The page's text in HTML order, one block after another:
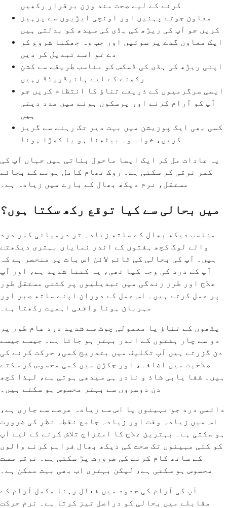
کرنے کے لیے صحت مند وزن برقرار رکھیں
معاون جوتے پہنیں اور اونچی ایڑیوں سے پرہیز
کریں جو آپ کی ریڑھ کی ہڈی کی سیدھ کو بدلتی ہیں
ایک معاون گدے پر سوئیں اور جب وہ جھکنا شروع کر
دے تو اسے تبدیل کر دیں
اپنی ریڑھ کی ہڈی کی ڈسکس کو مناسب طریقے سے کشن
رکھنے کے لیے ہائیڈریٹڈ رہیں
ایسی سرگرمیوں کے ذریعے تناؤ کا انتظام کریں جو
آپ کو آرام کرنے اور پرسکون ہونے میں مدد دیتی
ہیں
کسی بھی ایک پوزیشن میں بہت دیر تک رہنے سے گریز
کریں، خواہ وہ بیٹھنا ہو یا کھڑا ہونا
یہ عادات مل کر ایک ایسا ماحول بناتی ہیں جہاں آپ کی
کمر ترقی کر سکتی ہے۔ روک تھام کامل ہونے کے بجائے
مستقل، نرم دیکھ بھال کے بارے میں زیادہ ہے۔
میں بحالی سے کیا توقع رکھ سکتا ہوں؟
مناسب دیکھ بھال کے ساتھ زیادہ تر درمیانی کمر درد
والے لوگ کچھ ہفتوں کے اندر نمایاں بہتری دیکھتے
ہیں۔ آپ کی بحالی کی ٹائم لائن اس بات پر منحصر ہے کہ
آپ کے درد کی وجہ کیا تھی، یہ کتنا شدید ہے، اور آپ
علاج اور طرز زندگی میں تبدیلیوں پر کتنی مستقل طور
پر عمل کرتے ہیں۔ اس عمل کے دوران اپنے ساتھ صبر اور
مہربان ہونا واقعی اہمیت رکھتا ہے۔
پٹھوں کے تناؤ یا معمولی چوٹ سے شدید درد عام طور پر
دو سے چار ہفتوں کے اندر بہتر ہو جاتا ہے۔ جیسے جیسے
دن گزرتے ہیں آپ تکلیف میں بتدریج کمی، حرکت کرنے کی
صلاحیت میں اضافہ، اور جکڑن میں کمی محسوس کر سکتے
ہیں۔ شفا یابی شاذ و نادر ہی سیدھی ہوتی ہے، لہذا کچھ
دن دوسروں سے بہتر محسوس ہو سکتے ہیں۔
دائمی درد جو مہینوں یا اس سے زیادہ عرصے سے جاری ہے،
اس میں زیادہ وقت اور زیادہ جامع نقطہ نظر کی ضرورت
ہو سکتی ہے۔ بہترین علاج کا امتزاج تلاش کرنے کے لیے آپ
کو کئی مہینوں تک صحت کی دیکھ بھال فراہم کرنے والوں
کے ساتھ کام کرنے کی ضرورت پڑ سکتی ہے۔ ترقی سست
محسوس ہو سکتی ہے، لیکن بہتری اب بھی بہت ممکن ہے۔
آپ کی آرام کی حدود میں فعال رہنا مکمل آرام کے
مقابلے میں بحالی کو دراصل تیز کرتا ہے۔ نرم حرکت